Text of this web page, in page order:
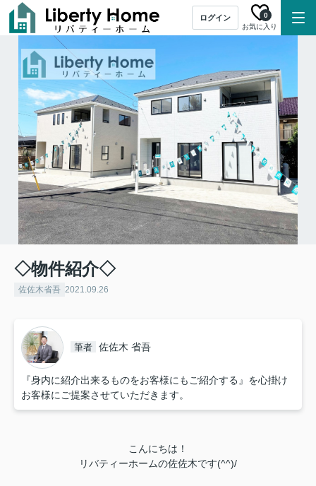
ログイン
お気に入り
0
◇物件紹介◇
佐佐木省吾 2021.09.26
筆者 佐佐木 省吾
『身内に紹介出来るものをお客様にもご紹介する』を心掛け
お客様にご提案させていただきます。
こんにちは！
リバティーホームの佐佐木です(^^)/